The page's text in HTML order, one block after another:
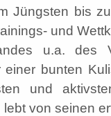
Jüngsten bis
und
u.a. des
einer bunten
und
lebt von seinen